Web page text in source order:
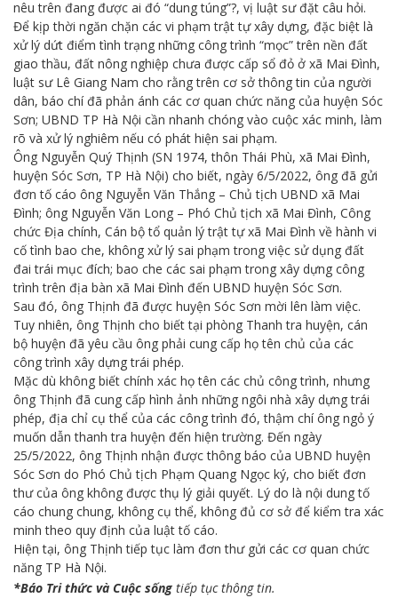
nêu trên đang được ai đó “dung túng”?, vị luật sư đặt câu hỏi.
Để kịp thời ngăn chặn các vi phạm trật tự xây dựng, đặc biệt là
xử lý dứt điểm tình trạng những công trình “mọc” trên nền đất
giao thầu, đất nông nghiệp chưa được cấp sổ đỏ ở xã Mai Đình,
luật sư Lê Giang Nam cho rằng trên cơ sở thông tin của người
dân, báo chí đã phản ánh các cơ quan chức năng của huyện Sóc
Sơn; UBND TP Hà Nội cần nhanh chóng vào cuộc xác minh, làm
rõ và xử lý nghiêm nếu có phát hiện sai phạm.
Ông Nguyễn Quý Thịnh (SN 1974, thôn Thái Phù, xã Mai Đình,
huyện Sóc Sơn, TP Hà Nội) cho biết, ngày 6/5/2022, ông đã gửi
đơn tố cáo ông Nguyễn Văn Thắng – Chủ tịch UBND xã Mai
Đình; ông Nguyễn Văn Long – Phó Chủ tịch xã Mai Đình, Công
chức Địa chính, Cán bộ tổ quản lý trật tự xã Mai Đình về hành vi
cố tình bao che, không xử lý sai phạm trong việc sử dụng đất
đai trái mục đích; bao che các sai phạm trong xây dựng công
trình trên địa bàn xã Mai Đình đến UBND huyện Sóc Sơn.
Sau đó, ông Thịnh đã được huyện Sóc Sơn mời lên làm việc.
Tuy nhiên, ông Thịnh cho biết tại phòng Thanh tra huyện, cán
bộ huyện đã yêu cầu ông phải cung cấp họ tên chủ của các
công trình xây dựng trái phép.
Mặc dù không biết chính xác họ tên các chủ công trình, nhưng
ông Thịnh đã cung cấp hình ảnh những ngôi nhà xây dựng trái
phép, địa chỉ cụ thể của các công trình đó, thậm chí ông ngỏ ý
muốn dẫn thanh tra huyện đến hiện trường. Đến ngày
25/5/2022, ông Thịnh nhận được thông báo của UBND huyện
Sóc Sơn do Phó Chủ tịch Phạm Quang Ngọc ký, cho biết đơn
thư của ông không được thụ lý giải quyết. Lý do là nội dung tố
cáo chung chung, không cụ thể, không đủ cơ sở để kiểm tra xác
minh theo quy định của luật tố cáo.
Hiện tại, ông Thịnh tiếp tục làm đơn thư gửi các cơ quan chức
năng TP Hà Nội.
*Báo Tri thức và Cuộc sống tiếp tục thông tin.